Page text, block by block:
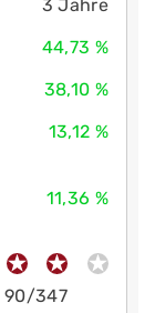
3 Jahre
44,73 %
38,10 %
13,12 %
11,36 %
90/347